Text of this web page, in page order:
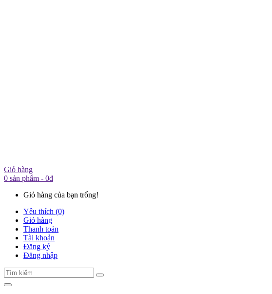
Giỏ hàng
0 sản phẩm - 0đ
Giỏ hàng của bạn trống!
Yêu thích (0)
Giỏ hàng
Thanh toán
Tài khoản
Đăng ký
Đăng nhập